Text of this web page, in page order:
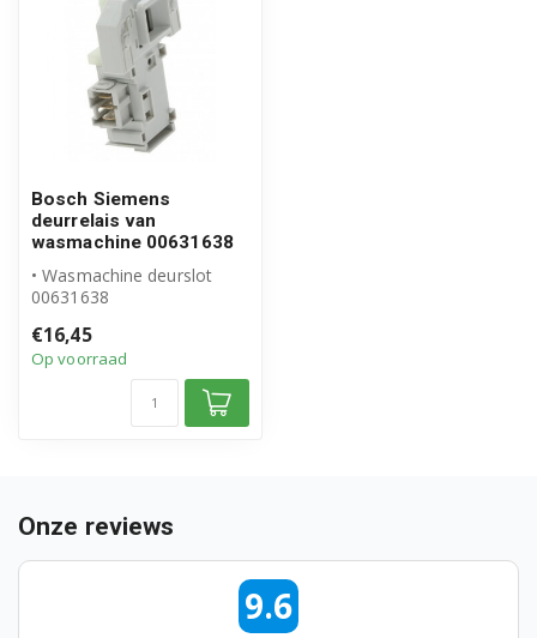
WAE28145/36
WAE28145/40
WAE28145/47
WAE28145/53
WAE28145/56
WAE2814J/11
WAE2814J/14
WAE2814J/15
WAE2814J/21
Bosch Siemens
deurrelais van
wasmachine 00631638
• Wasmachine deurslot
00631638
product
• Deurrelais,...
€16,45
Op voorraad
Onze reviews
9.6